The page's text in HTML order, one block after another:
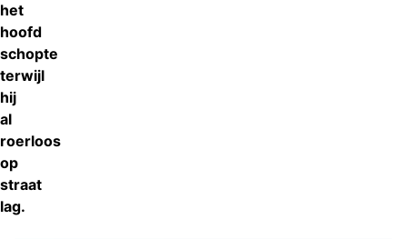
het
hoofd
schopte
terwijl
hij
al
roerloos
op
straat
lag.